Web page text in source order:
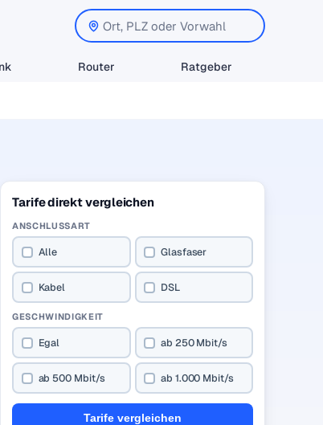
Router Ratgeber
Tarife direkt vergleichen
ANSCHLUSSART
Alle Glasfaser
Kabel DSL
GESCHWINDIGKEIT
Egal ab 250 Mbit/s
ab 500 Mbit/s ab 1.000 Mbit/s
Tarife vergleichen